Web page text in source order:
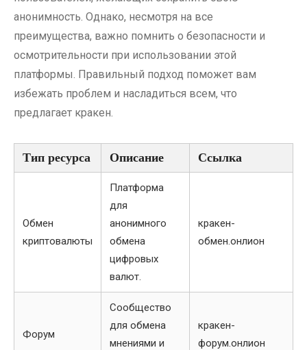
анонимность. Однако, несмотря на все
преимущества, важно помнить о безопасности и
осмотрительности при использовании этой
платформы. Правильный подход поможет вам
избежать проблем и насладиться всем, что
предлагает кракен.
Тип ресурса Описание Ссылка
Обмен
криптовалюты
Платформа
для
анонимного
обмена
цифровых
валют.
кракен-
обмен.онлион
Форум
Сообщество
для обмена
мнениями и
кракен-
форум.онлион